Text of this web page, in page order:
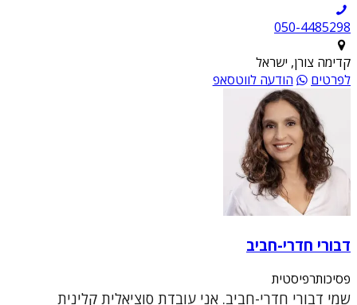
050-4485298
קדימה צורן, ישראל
לפרטים
הודעה לווטסאפ
דבורי חדרי-חביב
פסיכותרפיסטית
שמי דבורי חדרי-חביב. אני עובדת סוציאלית קלינית